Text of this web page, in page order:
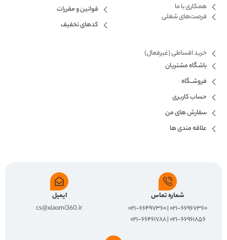
همکاری با ما​
فرصت‌های شغلی
قوانین و مقررات
کدهای تخفیف
خرید اقساطی (غیرفعال)
باشگاه مشتریان
فروشــگاه
حساب کاربری
سفارش های من
علاقه مندی ها
شماره تماس
۰۲۱-۶۶۹۶۷۳۶۰ | ۰۲۱-۶۶۴۹۷۳۶۰
۰۲۱-۶۶۹۶۱۸۵۶ | ۰۲۱-۶۶۴۶۱۷۸۸
ایمیل
cs@xiaomi360.ir